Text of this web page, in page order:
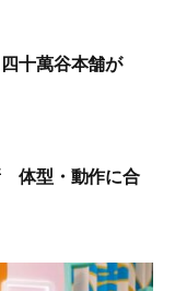
十萬谷本舗が
体型・動作に合